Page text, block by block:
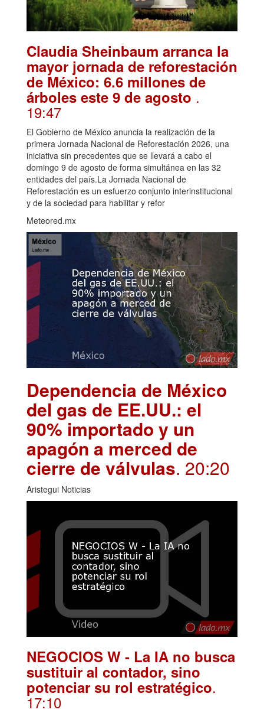
Claudia Sheinbaum arranca la
mayor jornada de reforestación
de México: 6.6 millones de
árboles este 9 de agosto .
19:47
El Gobierno de México anuncia la realización de la
primera Jornada Nacional de Reforestación 2026, una
iniciativa sin precedentes que se llevará a cabo el
domingo 9 de agosto de forma simultánea en las 32
entidades del país.La Jornada Nacional de
Reforestación es un esfuerzo conjunto interinstitucional
y de la sociedad para habilitar y refor
Meteored.mx
Dependencia de México
del gas de EE.UU.: el
90% importado y un
apagón a merced de
cierre de válvulas. 20:20
Aristegui Noticias
NEGOCIOS W - La IA no busca
sustituir al contador, sino
potenciar su rol estratégico.
17:10